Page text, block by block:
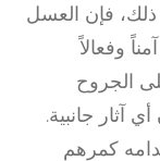
ذلك، فإن العسل
وفعالاً
الجروح
آثار جانبية.
كمرهم